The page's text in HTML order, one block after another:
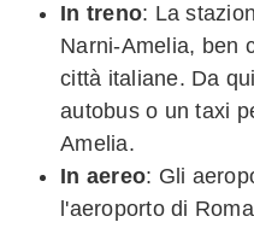
In treno: La
Narni-Amelia, ben
città italiane. Da
autobus o un taxi
Amelia.
In aereo: Gli
l'aeroporto di